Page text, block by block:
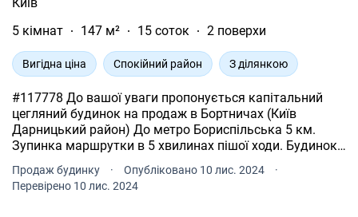
Київ
5 кімнат
147 м² 15 соток 2 поверхи
Вигідна ціна Спокійний район З ділянкою
#117778 До вашої уваги пропонується капітальний
цегляний будинок на продаж в Бортничах (Київ
Дарницький район) До метро Бориспільська 5 км.
Зупинка маршрутки в 5 хвилинах пішої ходи. Будинок
2007 року забудови, силікатна цегла + оздоблювальна
цегла, ремонт 2019 року. 2 санвузли, вітальня з
каміном, 4 спальні, гардеробна, камінний зал з кухнею,
Продаж будинку · Опубліковано 10 лис. 2024
·
Перевірено 10 лис. 2024